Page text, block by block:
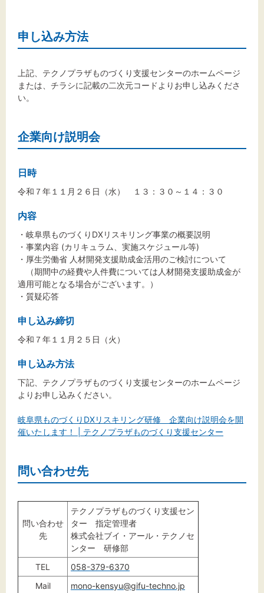
申し込み方法
上記、テクノプラザものづくり支援センターのホームページ
または、チラシに記載の二次元コードよりお申し込みくださ
い。
企業向け説明会
日時
令和７年１１月２６日（水） １３：３０～１４：３０
内容
・岐阜県ものづくりDXリスキリング事業の概要説明
・事業内容 (カリキュラム、実施スケジュール等)
・厚生労働省 人材開発支援助成金活用のご検討について
（期間中の経費や人件費については人材開発支援助成金が
適用可能となる場合がございます。）
・質疑応答
申し込み締切
令和７年１１月２５日（火）
申し込み方法
下記、テクノプラザものづくり支援センターのホームページ
よりお申し込みください。
岐阜県ものづくりDXリスキリング研修 企業向け説明会を開
催いたします！ | テクノプラザものづくり支援センター
問い合わせ先
問い合わせ
先
テクノプラザものづくり支援セン
ター 指定管理者
株式会社ブイ・アール・テクノセ
ンター 研修部
TEL
058-379-6370
Mail
mono-kensyu@gifu-techno.jp